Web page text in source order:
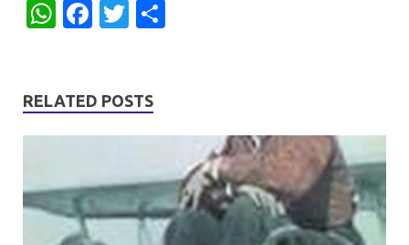
W
s
A
p
F
b
o
k
T
er
RELATED POSTS